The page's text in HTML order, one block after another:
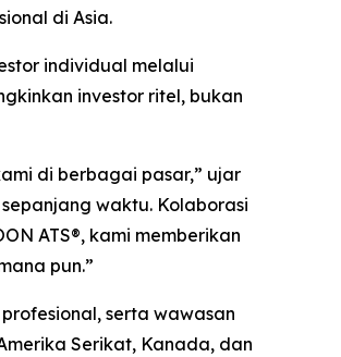
di Asia.
individual melalui
investor ritel, bukan
di berbagai pasar,” ujar
waktu. Kolaborasi
ATS®, kami memberikan
pun.”
serta wawasan
Serikat, Kanada, dan